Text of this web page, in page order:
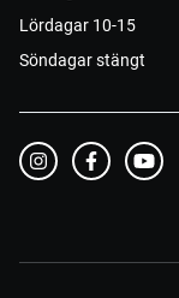
Lördagar 10-15
Söndagar stängt